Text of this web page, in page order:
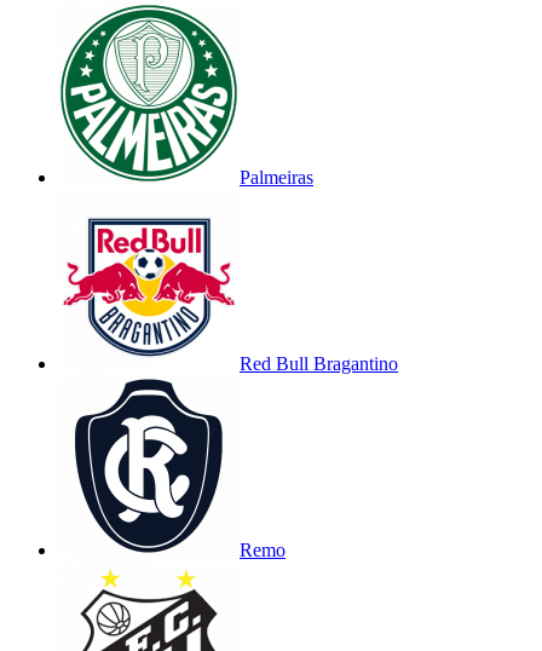
Palmeiras
Red Bull Bragantino
Remo